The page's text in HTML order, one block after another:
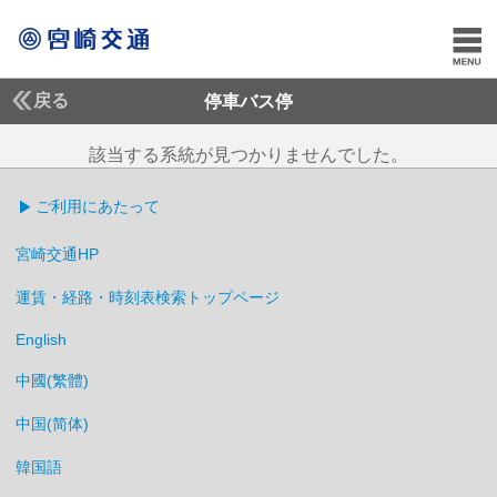
戻る 停車バス停
該当する系統が見つかりませんでした。
ご利用にあたって
宮崎交通HP
運賃・経路・時刻表検索トップページ
English
中國(繁體)
中国(简体)
韓国語